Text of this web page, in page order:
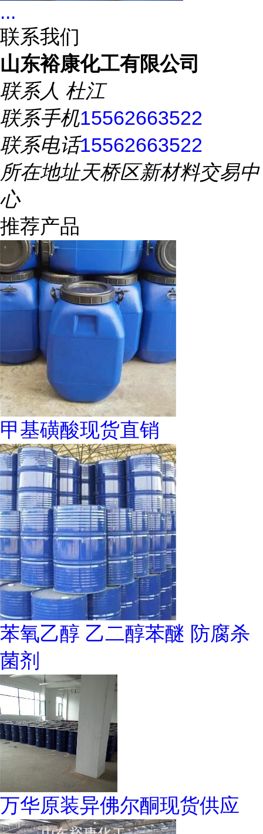
...
联系我们
山东裕康化工有限公司
联系人 杜江
联系手机15562663522
联系电话15562663522
所在地址天桥区新材料交易中
心
推荐产品
甲基磺酸现货直销
苯氧乙醇 乙二醇苯醚 防腐杀
菌剂
万华原装异佛尔酮现货供应